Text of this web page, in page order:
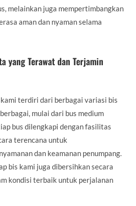
melainkan juga mempertimbangkan
aman dan nyaman selama
yang Terawat dan Terjamin
terdiri dari berbagai variasi bis
mulai dari bus medium
bus dilengkapi dengan fasilitas
terencana untuk
dan keamanan penumpang.
bis kami juga dibersihkan secara
kondisi terbaik untuk perjalanan